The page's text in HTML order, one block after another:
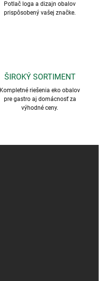
Potlač loga a dizajn obalov
prispôsobený vašej značke.
ŠIROKÝ SORTIMENT
Kompletné riešenia eko obalov
pre gastro aj domácnosť za
výhodné ceny.